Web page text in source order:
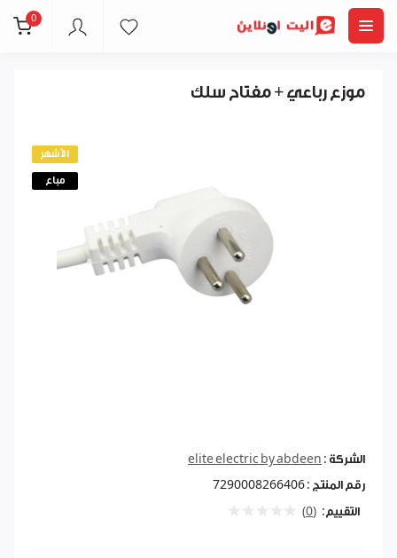
0
موزع رباعي + مفتاح سلك
الأشهر
مباع
الشركة : elite electric by abdeen
رقم المنتج : 7290008266406
التقييم: (0)